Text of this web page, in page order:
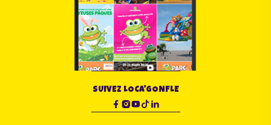
SUIVEZ LOCA'GONFLE